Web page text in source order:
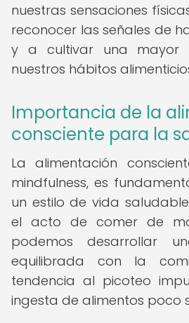
nuestras sensaciones
reconocer las señales de
y a cultivar una mayor
nuestros hábitos
Importancia de la
consciente para la
La alimentación
mindfulness, es
un estilo de vida
el acto de comer de
podemos desarrollar
equilibrada con la
tendencia al picoteo
ingesta de alimentos poco